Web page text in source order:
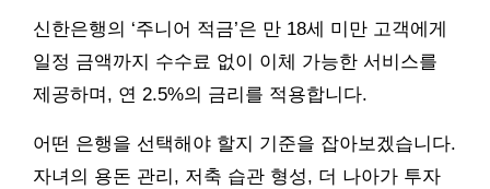
신한은행의 ‘주니어 적금’은 만 18세 미만 고객에게
일정 금액까지 수수료 없이 이체 가능한 서비스를
제공하며, 연 2.5%의 금리를 적용합니다.
어떤 은행을 선택해야 할지 기준을 잡아보겠습니다.
자녀의 용돈 관리, 저축 습관 형성, 더 나아가 투자